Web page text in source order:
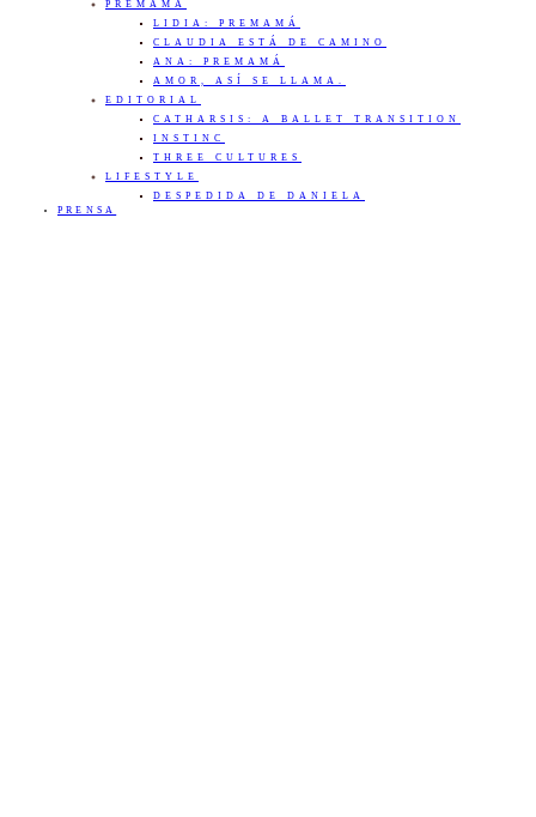
PREMAMA
LIDIA: PREMAMÁ
CLAUDIA ESTÁ DE CAMINO
ANA: PREMAMÁ
AMOR, ASÍ SE LLAMA.
EDITORIAL
CATHARSIS: A BALLET TRANSITION
INSTINC
THREE CULTURES
LIFESTYLE
DESPEDIDA DE DANIELA
PRENSA